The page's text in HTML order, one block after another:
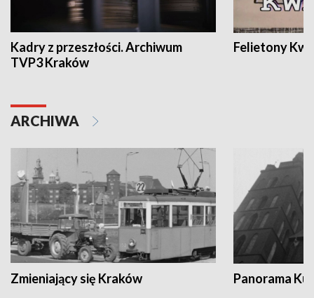
Kadry z przeszłości. Archiwum
TVP3 Kraków
Felietony
ARCHIWA
Zmieniający się Kraków Panorama